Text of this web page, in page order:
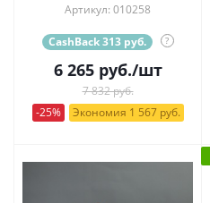
Артикул: 010258
CashBack 313 руб. ?
6 265руб./шт
7 832 руб.
-25%
Экономия 1 567 руб.